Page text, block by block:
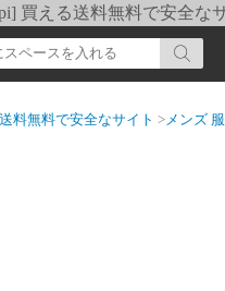
買える送料無料で安全な
料無料で安全なサイト >メンズ 服